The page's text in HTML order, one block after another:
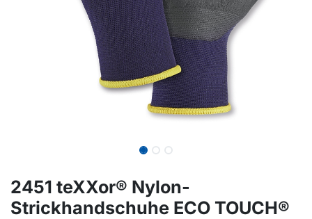
2451 teXXor® Nylon-
Strickhandschuhe ECO TOUCH®